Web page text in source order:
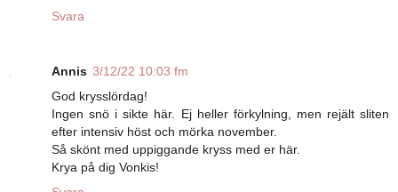
Svara
Annis 3/12/22 10:03 fm
God krysslördag!
Ingen snö i sikte här. Ej heller förkylning, men rejält sliten
efter intensiv höst och mörka november.
Så skönt med uppiggande kryss med er här.
Krya på dig Vonkis!